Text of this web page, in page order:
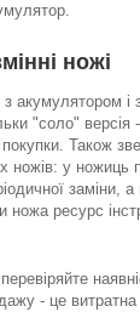
ножі
з акумулятором і
"соло" версія
Також
ножів: у ножиць
заміни,
ножа ресурс
- це витратна